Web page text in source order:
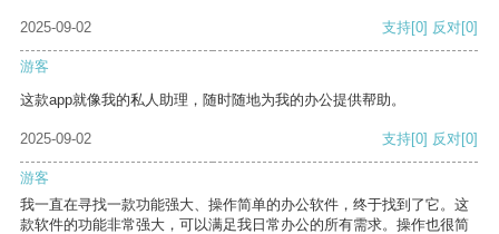
2025-09-02 支持[0] 反对[0]
游客
这款app就像我的私人助理，随时随地为我的办公提供帮助。
2025-09-02 支持[0] 反对[0]
游客
我一直在寻找一款功能强大、操作简单的办公软件，终于找到了它。这
款软件的功能非常强大，可以满足我日常办公的所有需求。操作也很简